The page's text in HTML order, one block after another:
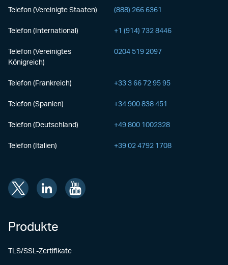
Telefon (Vereinigte Staaten) (888) 266 6361
Telefon (International) +1 (914) 732 8446
Telefon (Vereinigtes
Königreich)
0204 519 2097
Telefon (Frankreich) +33 3 66 72 95 95
Telefon (Spanien) +34 900 838 451
Telefon (Deutschland) +49 800 1002328
Telefon (Italien) +39 02 4792 1708
Produkte
TLS/SSL-Zertifikate